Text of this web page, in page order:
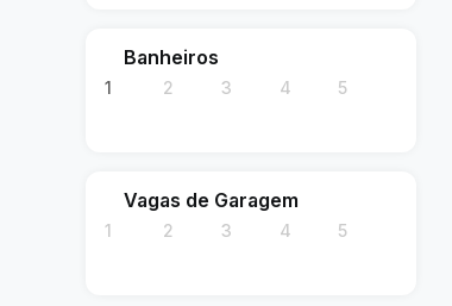
Banheiros
1 2 3 4 5
Vagas de Garagem
1 2 3 4 5